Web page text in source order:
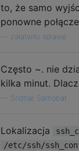
to, że samo
ponowne
załatwiło sprawę
Często ~. nie
kilka minut.
Sridhar Sarnobat
Lokalizacja
/etc/ssh/